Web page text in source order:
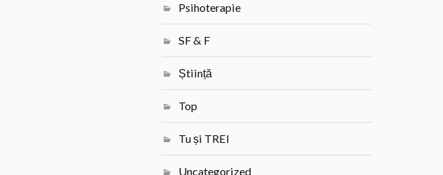
Psihoterapie
SF & F
Știință
Top
Tu și TREI
Uncategorized